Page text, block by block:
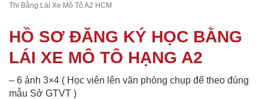
Thi Bằng Lái Xe Mô Tô A2 HCM
HỒ SƠ ĐĂNG KÝ HỌC BẰNG
LÁI XE MÔ TÔ HẠNG A2
– 6 ảnh 3×4 ( Học viên lên văn phòng chụp để theo đúng
mẫu Sở GTVT )